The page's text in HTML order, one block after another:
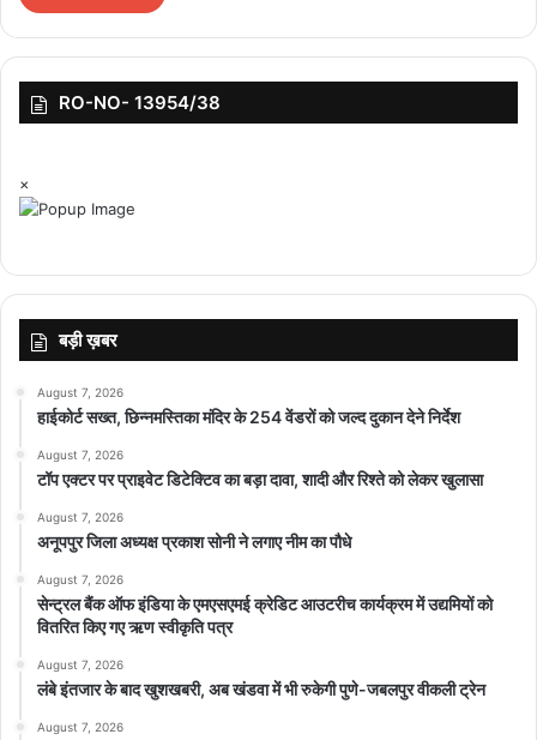
featured
RO-NO- 13954/38
×
बड़ी ख़बर
August 7, 2026
हाईकोर्ट सख्त, छिन्नमस्तिका मंदिर के 254 वेंडरों को जल्द दुकान देने निर्देश
August 7, 2026
टॉप एक्टर पर प्राइवेट डिटेक्टिव का बड़ा दावा, शादी और रिश्ते को लेकर खुलासा
August 7, 2026
अनूपपुर जिला अध्यक्ष प्रकाश सोनी ने लगाए नीम का पौधे
August 7, 2026
सेन्ट्रल बैंक ऑफ इंडिया के एमएसएमई क्रेडिट आउटरीच कार्यक्रम में उद्यमियों को
वितरित किए गए ऋण स्वीकृति पत्र
August 7, 2026
लंबे इंतजार के बाद खुशखबरी, अब खंडवा में भी रुकेगी पुणे-जबलपुर वीकली ट्रेन
August 7, 2026